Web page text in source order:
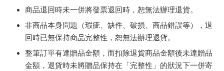
商品退回時未一併將發票退回時，恕無法辦理退貨。
非商品本身問題（瑕疵、缺件、破損、商品錯誤等），退
回時已無保持商品完整性，恕無法辦理退貨。
整筆訂單有達贈品金額，而扣除退貨商品金額後未達贈品
金額，退貨時未將贈品保持在「完整性」的狀況下一併寄